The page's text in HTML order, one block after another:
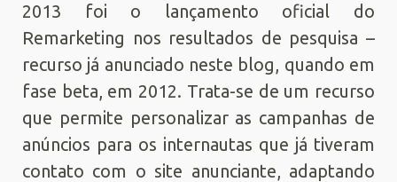
2013 foi o lançamento oficial do
Remarketing nos resultados de pesquisa –
recurso já anunciado neste blog, quando em
fase beta, em 2012. Trata-se de um recurso
que permite personalizar as campanhas de
anúncios para os internautas que já tiveram
contato com o site anunciante, adaptando